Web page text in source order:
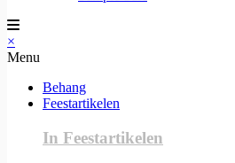
×
Menu
Behang
Feestartikelen
In Feestartikelen